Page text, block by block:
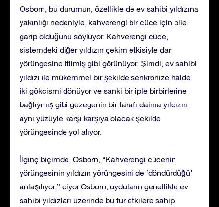
Osborn, bu durumun, özellikle de ev sahibi yıldızına
yakınlığı nedeniyle, kahverengi bir cüce için bile
garip olduğunu söylüyor. Kahverengi cüce,
sistemdeki diğer yıldızın çekim etkisiyle dar
yörüngesine itilmiş gibi görünüyor. Şimdi, ev sahibi
yıldızı ile mükemmel bir şekilde senkronize halde
iki gökcismi dönüyor ve sanki bir iple birbirlerine
bağlıymış gibi gezegenin bir tarafı daima yıldızın
aynı yüzüyle karşı karşıya olacak şekilde
yörüngesinde yol alıyor.
İlginç biçimde, Osborn, “Kahverengi cücenin
yörüngesinin yıldızın yörüngesini de ‘döndürdüğü’
anlaşılıyor,” diyor.Osborn, uyduların genellikle ev
sahibi yıldızları üzerinde bu tür etkilere sahip